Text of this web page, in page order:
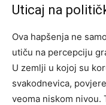
Uticaj na
Ova hapšenja ne
utiču na percepciju
U zemlji u kojoj su
svakodnevica,
veoma niskom nivou.